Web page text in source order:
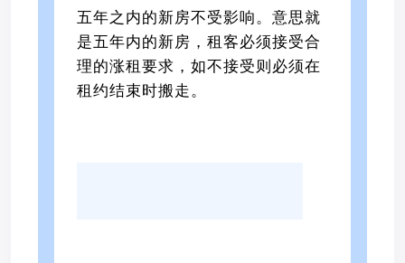
五年之内的新房不受影响。意思就
是五年内的新房，租客必须接受合
理的涨租要求，如不接受则必须在
租约结束时搬走。